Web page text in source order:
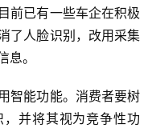
前已有一些车企在积极
了人脸识别，改用采集
。
能功能。消费者要树
，并将其视为竞争性功